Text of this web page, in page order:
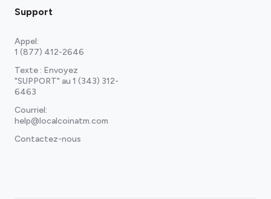
Support
Appel:
1 (877) 412-2646
Texte : Envoyez
"SUPPORT" au 1 (343) 312-
6463
Courriel:
help@localcoinatm.com
Contactez-nous